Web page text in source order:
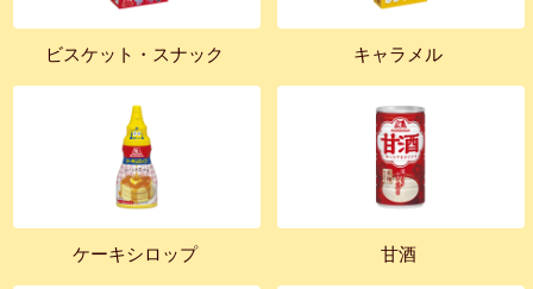
ビスケット・スナック キャラメル
ケーキシロップ 甘酒